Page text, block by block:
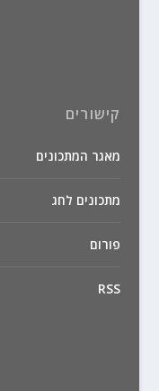
קישורים
מאגר המתכונים
מתכונים לחג
פורום
RSS